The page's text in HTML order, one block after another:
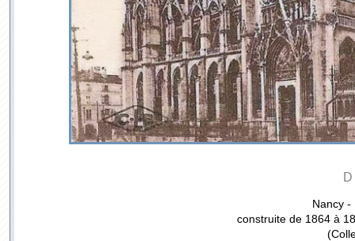
Nancy -
construite de 1864 à